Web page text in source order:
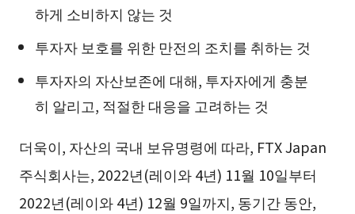
하게 소비하지 않는 것
투자자 보호를 위한 만전의 조치를 취하는 것
투자자의 자산보존에 대해, 투자자에게 충분
히 알리고, 적절한 대응을 고려하는 것
더욱이, 자산의 국내 보유명령에 따라, FTX Japan
주식회사는, 2022년(레이와 4년) 11월 10일부터
2022년(레이와 4년) 12월 9일까지, 동기간 동안,